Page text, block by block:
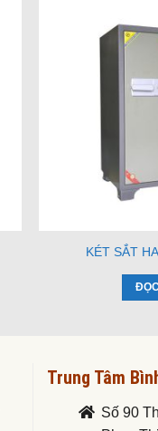
KÉT SẮT
Trung Tâm
Số 90